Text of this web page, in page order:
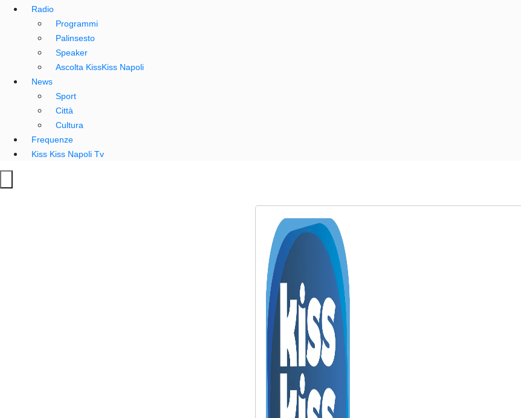
Radio
Programmi
Palinsesto
Speaker
Ascolta KissKiss Napoli
News
Sport
Città
Cultura
Frequenze
Kiss Kiss Napoli Tv